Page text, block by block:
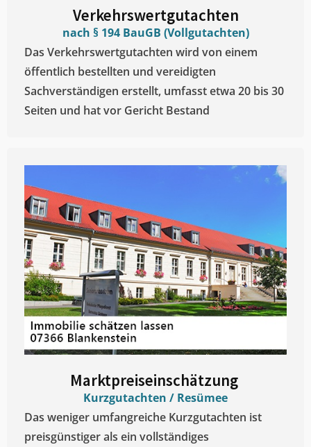
Verkehrswertgutachten
nach § 194 BauGB (Vollgutachten)
Das Verkehrswertgutachten wird von einem
öffentlich bestellten und vereidigten
Sachverständigen erstellt, umfasst etwa 20 bis 30
Seiten und hat vor Gericht Bestand
Marktpreiseinschätzung ​
Kurzgutachten / Resümee
Das weniger umfangreiche Kurzgutachten ist
preisgünstiger als ein vollständiges